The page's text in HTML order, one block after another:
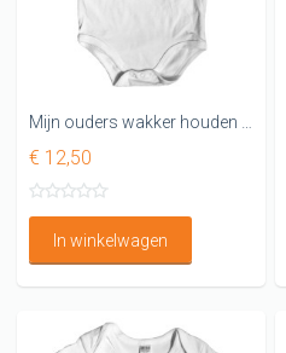
€ 12,50
In winkelwagen